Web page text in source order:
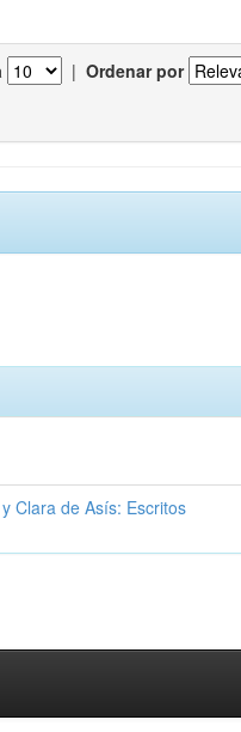
| Ordenar por
Clara de Asís: Escritos